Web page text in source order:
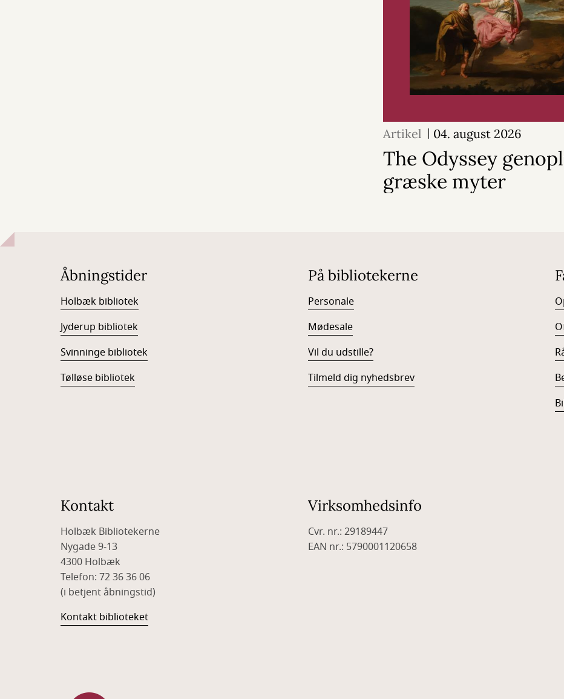
Artikel 04. august 2026
The Odyssey
græske myter
Åbningstider
Holbæk bibliotek
Jyderup bibliotek
Svinninge bibliotek
Tølløse bibliotek
På bibliotekerne
Personale
Mødesale
Vil du udstille?
Tilmeld dig nyhedsbrev
Kontakt
Holbæk Bibliotekerne
Nygade 9-13
4300 Holbæk
Telefon: 72 36 36 06
(i betjent åbningstid)
Kontakt biblioteket
Virksomhedsinfo
Cvr. nr.: 29189447
EAN nr.: 5790001120658